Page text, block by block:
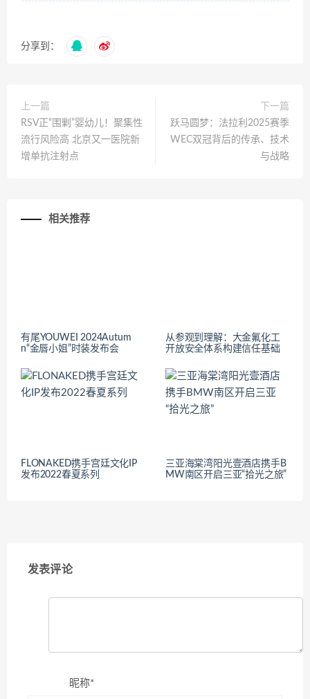
分享到：
上一篇
RSV正“围剿”婴幼儿！聚集性
流行风险高 北京又一医院新
增单抗注射点
下一篇
跃马圆梦：法拉利2025赛季
WEC双冠背后的传承、技术
与战略
相关推荐
有尾YOUWEI 2024Autum
n“金唇小姐”时装发布会
从参观到理解：大金氟化工
开放安全体系构建信任基础
FLONAKED携手宫廷文化IP
发布2022春夏系列
三亚海棠湾阳光壹酒店携手B
MW南区开启三亚“拾光之旅”
发表评论
昵称*